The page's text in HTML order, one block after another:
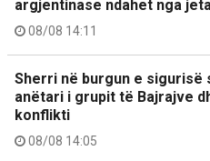
argjentinase ndahet nga
08/08 14:11
Sherri në burgun e sigurisë
anëtari i grupit të Bajrajve
konflikti
08/08 14:05